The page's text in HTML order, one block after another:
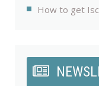
How to get